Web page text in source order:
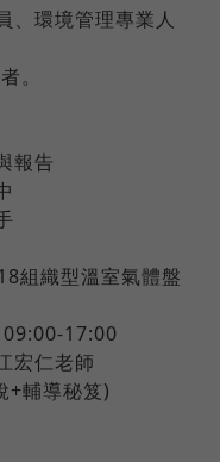
、環境管理專業人
。
報告
組織型溫室氣體盤
17:00
宏仁老師
+輔導秘笈)